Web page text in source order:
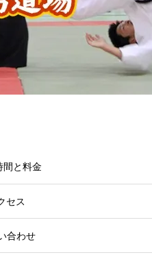
間と料金
セス
合わせ